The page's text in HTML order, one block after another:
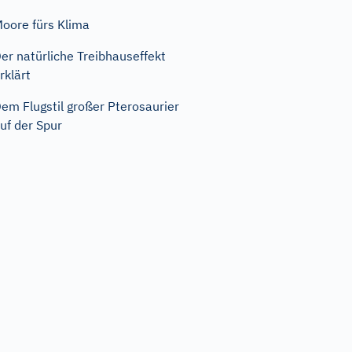
fürs Klima
natürliche Treibhauseffekt
Flugstil großer Pterosaurier
der Spur